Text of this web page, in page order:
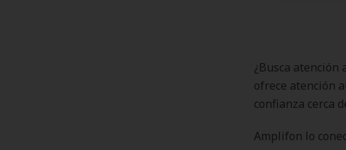
¿Busca
ofrece atención
confianza cerca
Amplifon lo